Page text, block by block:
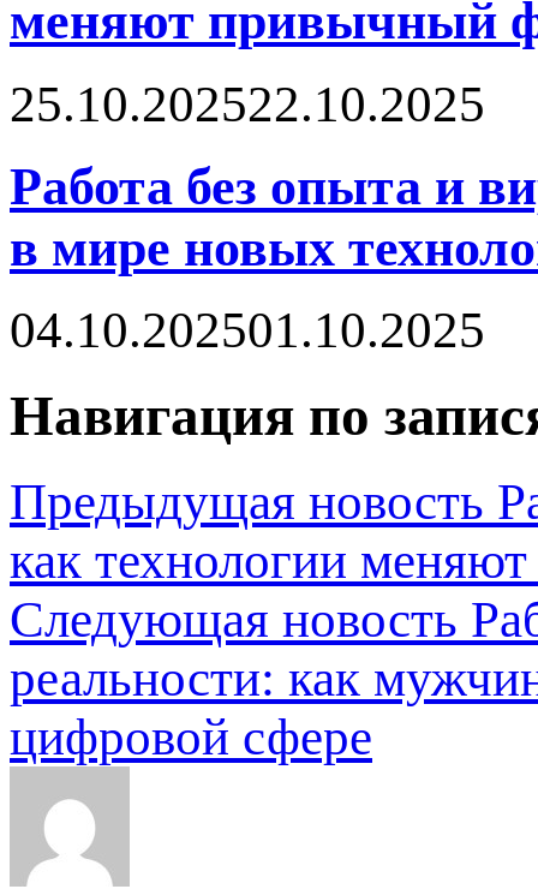
меняют привычный
25.10.202522.10.2025
Работа без опыта и
в мире новых
04.10.202501.10.2025
Навигация по
Предыдущая новость
как технологии
Следующая новость
реальности: как
цифровой сфере